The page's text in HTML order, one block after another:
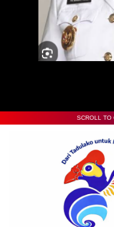
SCROLL TO